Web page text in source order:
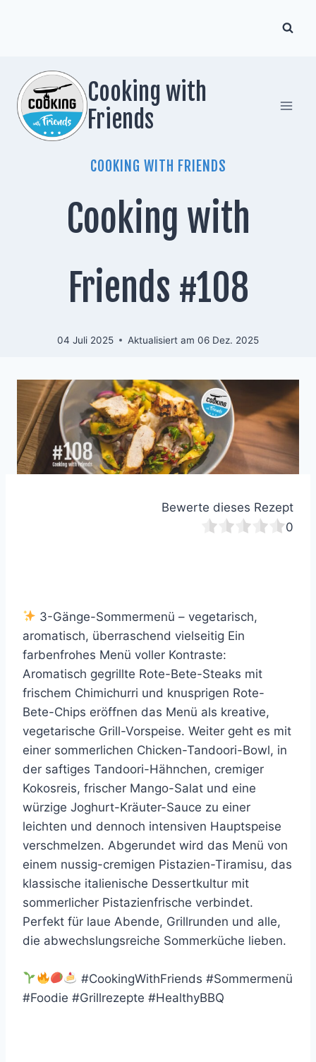
Cooking with
Friends
COOKING WITH FRIENDS
Cooking with
Friends #108
04 Juli 2025 Aktualisiert am 06 Dez. 2025
Bewerte dieses Rezept
0
3-Gänge-Sommermenü – vegetarisch,
aromatisch, überraschend vielseitig Ein
farbenfrohes Menü voller Kontraste:
Aromatisch gegrillte Rote-Bete-Steaks mit
frischem Chimichurri und knusprigen Rote-
Bete-Chips eröffnen das Menü als kreative,
vegetarische Grill-Vorspeise. Weiter geht es mit
einer sommerlichen Chicken-Tandoori-Bowl, in
der saftiges Tandoori-Hähnchen, cremiger
Kokosreis, frischer Mango-Salat und eine
würzige Joghurt-Kräuter-Sauce zu einer
leichten und dennoch intensiven Hauptspeise
verschmelzen. Abgerundet wird das Menü von
einem nussig-cremigen Pistazien-Tiramisu, das
klassische italienische Dessertkultur mit
sommerlicher Pistazienfrische verbindet.
Perfekt für laue Abende, Grillrunden und alle,
die abwechslungsreiche Sommerküche lieben.
#CookingWithFriends #Sommermenü
#Foodie #Grillrezepte #HealthyBBQ